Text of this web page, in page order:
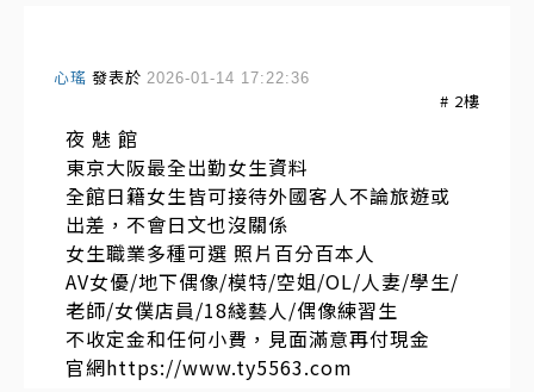
心瑤 發表於 2026-01-14 17:22:36
# 2樓
夜 魅 館
東京大阪最全出勤女生資料
全館日籍女生皆可接待外國客人不論旅遊或
出差，不會日文也沒關係
女生職業多種可選 照片百分百本人
AV女優/地下偶像/模特/空姐/OL/人妻/學生/
老師/女僕店員/18綫藝人/偶像練習生
不收定金和任何小費，見面滿意再付現金
官網https://www.ty5563.com